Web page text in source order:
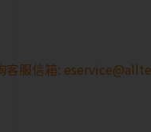
客服信箱: